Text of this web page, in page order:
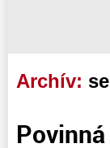
Archív: